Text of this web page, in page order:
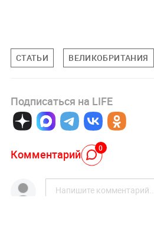
СТАТЬИ ВЕЛИКОБРИТАНИЯ
Подписаться на LIFE
Комментарий 0